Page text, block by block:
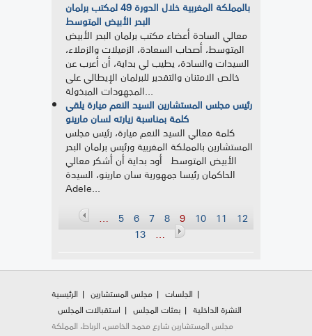
بالمملكة المغربية خلال الدورة 49 لمكتب برلمان
البحر الأبيض المتوسط
معالي السادة أعضاء مكتب برلمان البحر الأبيض
المتوسط، أصحاب السعادة، الزميلات والزملاء،
السيدات والسادة، يطيب لي بداية، أن أعرب عن
خالص الامتنان والتقدير للبرلمان الإيطالي على
المجهودات المبذولة...
رئيس مجلس المستشارين السيد النعم ميارة يلقي
كلمة بمناسبة زيارته لسان مارينو
كلمة معالي السيد النعم ميارة، رئيس مجلس
المستشارين بالمملكة المغربية ورئيس برلمان البحر
الأبيض المتوسط أود بداية أن أشكر معالي
الحاكمان رئيسا جمهورية سان مارينو، السيدة
Adele...
Pages… 5 6 7 8 9 10 11
12
13 …
الرئيسية مجلس المستشارين
الجلسات
استقبالات المجلس
بعثات المجلس
النشرة الداخلية
مجلس المستشارين شارع محمد الخامس، الرباط، المملكة